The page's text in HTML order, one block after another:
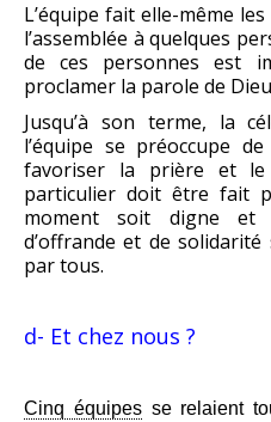
L’équipe fait elle-même
l’assemblée à quelques
de ces personnes est
proclamer la parole de
Jusqu’à son terme, la
l’équipe se préoccupe
favoriser la prière et le
particulier doit être fait
moment soit digne et
d’offrande et de
par tous.
d- Et chez nous ?
Cinq équipesse relaient